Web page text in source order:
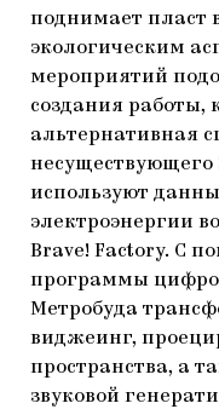
поднимает пласт
экологическим
мероприятий
создания работы,
альтернативная
несуществующего
используют
электроэнергии
Brave! Factory. С
программы
Метробуда
виджеинг,
пространства, а
звуковой